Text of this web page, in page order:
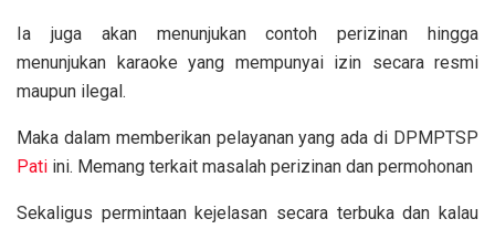
Ia juga akan menunjukan contoh perizinan hingga
menunjukan karaoke yang mempunyai izin secara resmi
maupun ilegal.
Maka dalam memberikan pelayanan yang ada di DPMPTSP
Pati ini. Memang terkait masalah perizinan dan permohonan
Sekaligus permintaan kejelasan secara terbuka dan kalau